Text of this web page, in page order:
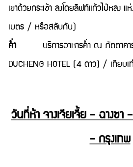
เขาด้วยกระเช้า ลงโดยลิฟท์แก้วไป่หลง แ
เมตร / หรือสลับกัน)
คํ่าบริการอาหารค่ำ ณ ภัตตาคาร
DUCHENG HOTEL (4 ดาว) / เทียบเ
วันที่ห้า จางเจียเจี้ย – ฉางซา
– กรุงเทพ